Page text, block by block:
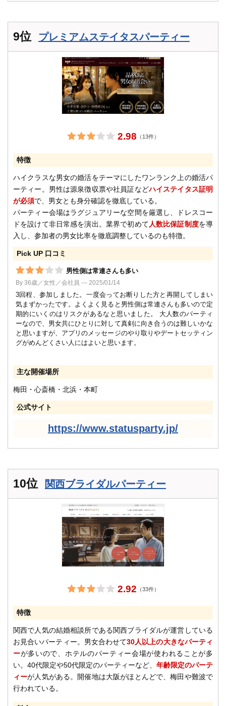
9位 プレミアムステイタスパーティー
2.98 （13件）
特徴
ハイクラスな男女の婚活をテーマにしたワンランク上の婚活パ
ーティー。男性は源泉徴収票や社員証などハイステイタス証明
が必須で、男女とも身分確認を徹底している。
パーティー会場はラグジュアリーな空間を厳選し、ドレスコー
ドを設けて非日常感を演出。業界で初めて 人数比保証制度を導
入し、参加者の男女比率を徹底調整しているのも特徴。
Pick UP 口コミ
男性側は常連さんも多い
By 36歳／女性／会社員 --- 2025/01/14
3回程、参加しました。一度会ってお断りした方と再開してしまい
気まずかったです。よくよく見ると男性側は常連さんも多いので定
期的にいくのはリスクがあるなと思いました。 大人数のパーティ
ーなので、男女共にひとりに対して真剣に向き合うのは難しいかな
と思いますが、アプリのメッセージのやり取りやデートセッティン
グがめんどくさい人にはよいと思います。
主な開催場所
梅田・心斎橋・北浜・本町
公式サイト
https://www.statusparty.jp/
10位 関西ブライダルパーティー
2.92 （33件）
特徴
関西で人気の結婚相談所である関西ブライダルが運営している
お見合いパーティー。男女合わせて30人以上の大きなパーティ
ーが多いので、ホテルのパーティー会場が使われることが多
い。40代限定や50代限定のパーティーなど、 年齢限定のパーテ
ィーが人気がある。開催地は大阪がほとんどで、梅田や難波で
行われている。